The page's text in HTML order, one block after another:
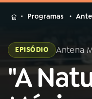
MENU
Buscar
na
Rádio
Início
na
Rádio
Programas
EPISÓDIO Antena
"A